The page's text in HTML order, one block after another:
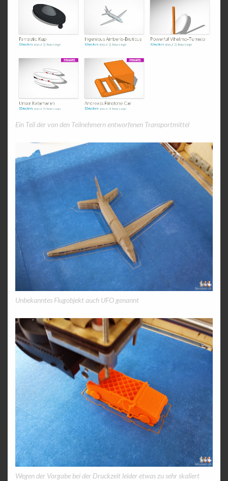
Ein Teil der von den Teilnehmern entworfenen Transportmittel
Unbekanntes Flugobjekt auch UFO genannt
Wegen der Vorgabe bei der Druckzeit leider etwas zu sehr skaliert